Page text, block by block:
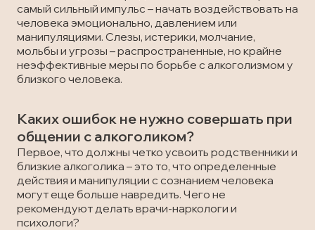
самый сильный импульс – начать воздействовать на
человека эмоционально, давлением или
манипуляциями. Слезы, истерики, молчание,
мольбы и угрозы – распространенные, но крайне
неэффективные меры по борьбе с алкоголизмом у
близкого человека.
Каких ошибок не нужно совершать при
общении с алкоголиком?
Первое, что должны четко усвоить родственники и
близкие алкоголика – это то, что определенные
действия и манипуляции с сознанием человека
могут еще больше навредить. Чего не
рекомендуют делать врачи-наркологи и
психологи?